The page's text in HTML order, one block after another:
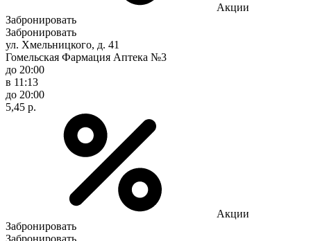
Акции
Забронировать
Забронировать
ул. Хмельницкого, д. 41
Гомельская Фармация Аптека №3
до 20:00
в 11:13
до 20:00
5,45 р.
Акции
Забронировать
Забронировать